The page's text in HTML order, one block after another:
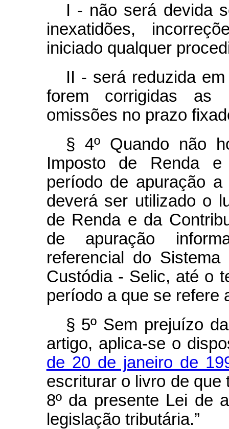
I - não será devida
inexatidões,
iniciado qualquer
II - será reduzida
forem corrigidas as
omissões no prazo
§ 4º Quando não
Imposto de Renda
período de apuração
deverá ser utilizado o
de Renda e da
de apuração
referencial do
Custódia - Selic, até o
período a que se refere
§ 5º Sem prejuízo
artigo, aplica-se o
de 20 de janeiro de
escriturar o livro de
8º da presente Lei de
legislação tributária.”